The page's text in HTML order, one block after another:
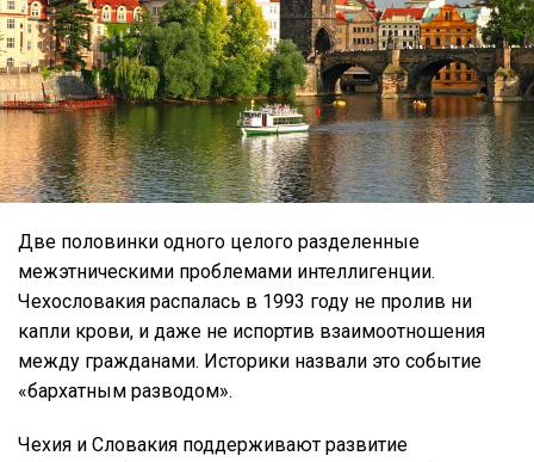
Две половинки одного целого разделенные
межэтническими проблемами интеллигенции.
Чехословакия распалась в 1993 году не пролив ни
капли крови, и даже не испортив взаимоотношения
между гражданами. Историки назвали это событие
«бархатным разводом».
Чехия и Словакия поддерживают развитие